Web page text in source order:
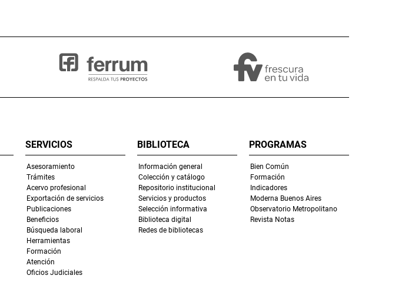
SERVICIOS
Asesoramiento
Trámites
Acervo profesional
Exportación de servicios
Publicaciones
Beneficios
Búsqueda laboral
Herramientas
Formación
Atención
Oficios Judiciales
BIBLIOTECA
Información general
Colección y catálogo
Repositorio institucional
Servicios y productos
Selección informativa
Biblioteca digital
Redes de bibliotecas
PROGRAMAS
Bien Común
Formación
Indicadores
Moderna Buenos Aires
Observatorio Metropolitano
Revista Notas